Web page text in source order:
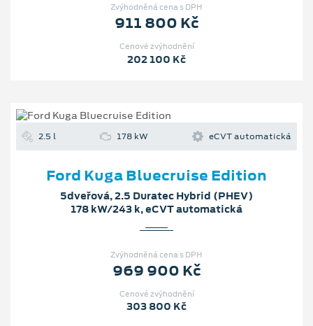
Zvýhodněná cena s DPH
911 800 Kč
Cenové zvýhodnění
202 100 Kč
2.5 l 178 kW eCVT automatická
Ford Kuga Bluecruise Edition
5dveřová, 2.5 Duratec Hybrid (PHEV)
178 kW/243 k, eCVT automatická
Zvýhodněná cena s DPH
969 900 Kč
Cenové zvýhodnění
303 800 Kč